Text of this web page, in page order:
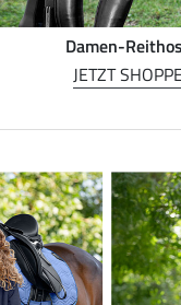
Damen-
JETZT